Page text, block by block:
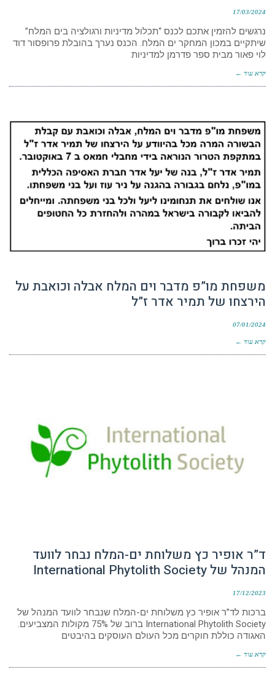
17/03/2024
נרגשים להזמין אתכם לכנס “תכלול מדיניות ורגולציה בים המלח”
שיתקיים במכון המחקר ים המלח. הכנס נערך בהובלת פרופסור דוד
לוי פאור מבית ספר פדרמן למדיניות
קרא עוד ←
משפחת מו”פ מדבר וים המלח אבלה וכואבת על
הירצחו של תמיר אדר ז”ל
07/01/2024
קרא עוד ←
ד”ר אופיר כץ משלוחת ים-המלח נבחר לוועד
המנהל של International Phytolith Society
17/12/2023
ברכות לד”ר אופיר כץ משלוחת ים-המלח שנבחר לוועד המנהל של
International Phytolith Society ברוב של 75% מקולות המצביעים.
האגודה כוללת חוקרים מכל העולם העוסקים בהיבטים
קרא עוד ←